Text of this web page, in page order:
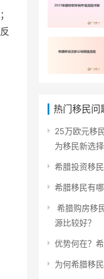
热门移民问
25万欧元移
为移民新选择
希腊投资移
希腊移民有
希腊购房移
源比较好？
优势何在？
为何希腊移